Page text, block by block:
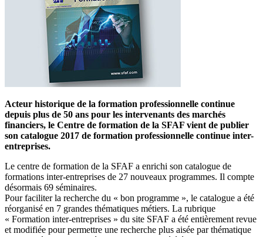
Acteur historique de la formation professionnelle continue
depuis plus de 50 ans pour les intervenants des marchés
financiers, le Centre de formation de la SFAF vient de publier
son catalogue 2017 de formation professionnelle continue inter-
entreprises.
Le centre de formation de la SFAF a enrichi son catalogue de
formations inter-entreprises de 27 nouveaux programmes. Il compte
désormais 69 séminaires.
Pour faciliter la recherche du « bon programme », le catalogue a été
réorganisé en 7 grandes thématiques métiers. La rubrique
« Formation inter-entreprises » du site SFAF a été entièrement revue
et modifiée pour permettre une recherche plus aisée par thématique